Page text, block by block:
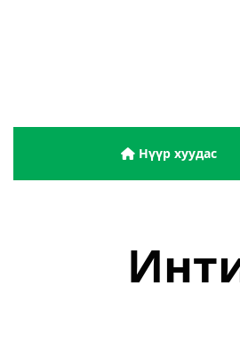
Нүүр хуудас